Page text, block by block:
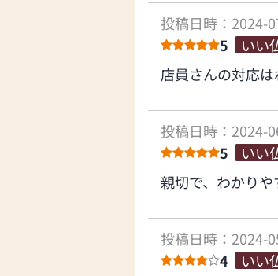
投稿日時：2024-
5
いい
店員さんの対応
投稿日時：2024-
5
いい
親切で、わかりや
投稿日時：2024-
4
いい